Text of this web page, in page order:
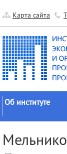
Карта сайта
Об институте
Официальные